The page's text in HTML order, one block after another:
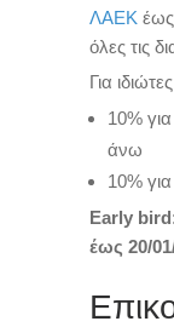
ΛΑΕΚ
όλες τις
Για
10%
άνω
10%
Early
έως 20/